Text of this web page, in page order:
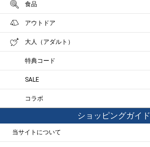
食品
アウトドア
大人（アダルト）
特典コード
SALE
コラボ
ショッピングガイド
当サイトについて